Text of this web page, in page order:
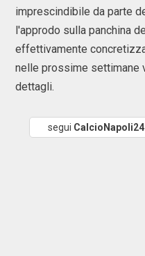
imprescindibile da parte
l'approdo sulla panchina
effettivamente
nelle prossime settimane
dettagli.
segui